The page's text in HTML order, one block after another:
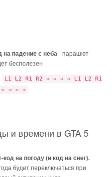
на падение с неба- парашют
бесполезен
L1 L2 R1 R2 → → → → L1 L2 R1
← → ← →
и времени в GTA 5
код на погоду (и код на снег).
будет переключаться при